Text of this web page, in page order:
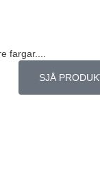
fargar....
SJÅ